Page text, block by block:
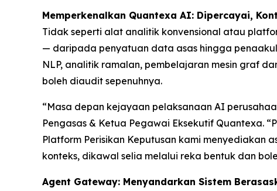
Memperkenalkan Quantexa AI: Dipercayai,
Tidak seperti alat analitik konvensional atau
— daripada penyatuan data asas hingga
NLP, analitik ramalan, pembelajaran mesin graf
boleh diaudit sepenuhnya.
“Masa depan kejayaan pelaksanaan AI
Pengasas & Ketua Pegawai Eksekutif Quantexa.
Platform Perisikan Keputusan kami
konteks, dikawal selia melalui reka bentuk dan
Agent Gateway: Menyandarkan Sistem